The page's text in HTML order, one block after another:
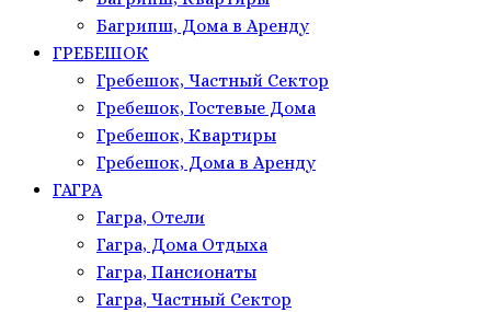
Багрипш, Дома в Аренду
ГРЕБЕШОК
Гребешок, Частный Сектор
Гребешок, Гостевые Дома
Гребешок, Квартиры
Гребешок, Дома в Аренду
ГАГРА
Гагра, Отели
Гагра, Дома Отдыха
Гагра, Пансионаты
Гагра, Частный Сектор